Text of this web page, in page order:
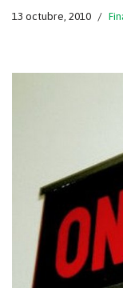
13 octubre, 2010